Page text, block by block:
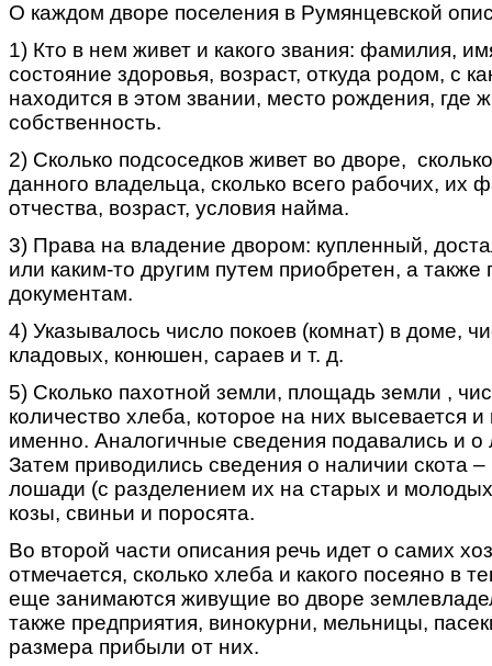
О каждом дворе поселения в Румянцевской
1) Кто в нем живет и какого звания: фамилия,
состояние здоровья, возраст, откуда родом, с
находится в этом звании, место рождения, где
собственность.
2) Сколько подсоседков живет во дворе,
данного владельца, сколько всего рабочих, их
отчества, возраст, условия найма.
3) Права на владение двором: купленный,
или каким-то другим путем приобретен, а также
документам.
4) Указывалось число покоев (комнат) в доме,
кладовых, конюшен, сараев и т. д.
5) Сколько пахотной земли, площадь земли ,
количество хлеба, которое на них высевается и
именно. Аналогичные сведения подавались и о
Затем приводились сведения о наличии скота
лошади (с разделением их на старых и
козы, свиньи и поросята.
Во второй части описания речь идет о самих
отмечается, сколько хлеба и какого посеяно в
еще занимаются живущие во дворе
также предприятия, винокурни, мельницы,
размера прибыли от них.